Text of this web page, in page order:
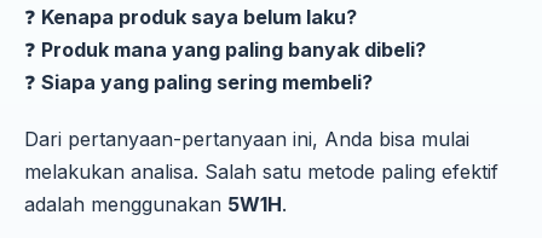
❓ Kenapa produk saya belum laku?
❓ Produk mana yang paling banyak dibeli?
❓ Siapa yang paling sering membeli?
Dari pertanyaan-pertanyaan ini, Anda bisa mulai
melakukan analisa. Salah satu metode paling efektif
adalah menggunakan 5W1H.